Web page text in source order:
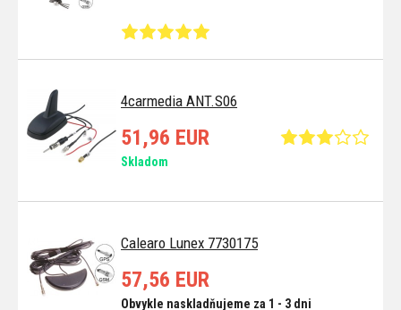
4carmedia ANT.S06
51,96 EUR
Skladom
Calearo Lunex 7730175
57,56 EUR
Obvykle naskladňujeme za 1 - 3 dni